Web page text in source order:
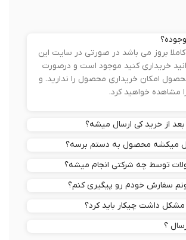
بروز می باشد در صورتی در سایت این
خریداری کنید موجود است و درصورت
امکان خریداری محصول را ندارید. و
خواهید کرد.
خرید کی ارسال میشه؟
محصول به دستم برسه؟
چه شرکتی انجام میشه؟
خودم رو پیگیری کنم؟
داشت چیکار باید کرد؟